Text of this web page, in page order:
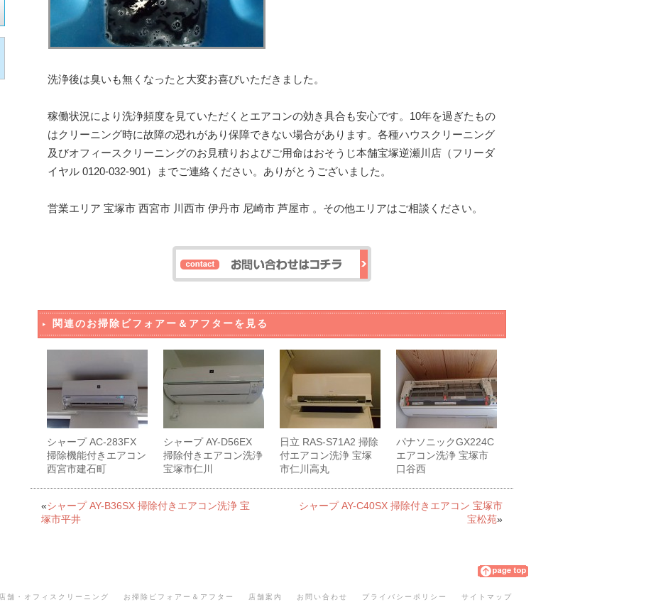
洗浄後は臭いも無くなったと大変お喜びいただきました。
稼働状況により洗浄頻度を見ていただくとエアコンの効き具合も安心です。10年を過ぎたもの
はクリーニング時に故障の恐れがあり保障できない場合があります。各種ハウスクリーニング
及びオフィースクリーニングのお見積りおよびご用命はおそうじ本舗宝塚逆瀬川店（フリーダ
イヤル 0120-032-901）までご連絡ください。ありがとうございました。
営業エリア 宝塚市 西宮市 川西市 伊丹市 尼崎市 芦屋市 。その他エリアはご相談ください。
関連のお掃除ビフォアー＆アフターを見る
シャープ AC-283FX
掃除機能付きエアコン
西宮市建石町
シャープ AY-D56EX
掃除付きエアコン洗浄
宝塚市仁川
日立 RAS-S71A2 掃除
付エアコン洗浄 宝塚
市仁川高丸
パナソニックGX224C
エアコン洗浄 宝塚市
口谷西
«シャープ AY-B36SX 掃除付きエアコン洗浄 宝
塚市平井
シャープ AY-C40SX 掃除付きエアコン 宝塚市
宝松苑»
店舗・オフィスクリーニング お掃除ビフォアー＆アフター 店舗案内 お問い合わせ プライバシーポリシー サイトマップ